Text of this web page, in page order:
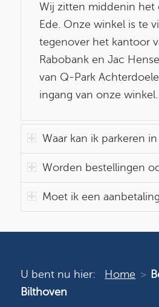
Wij zitten middenin het
Ede. Onze winkel is te
tegenover het kantoor
Rabobank en Jac
van Q-Park
ingang van onze winkel.
Waar kan ik parkeren
Worden bestellingen
Moet ik een
U bent nu hier: Home
Bilthoven